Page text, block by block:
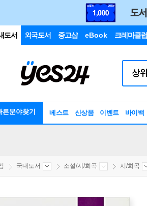
도서 외국도서 중고샵 eBook 크레마클럽
른분야찾기 베스트 신상품 이벤트 바이백
국내도서 소설/시/희곡 시/희곡